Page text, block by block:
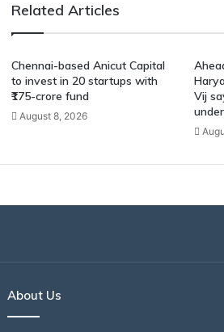
Related Articles
Chennai-based Anicut Capital
to invest in 20 startups with
₹175-crore fund
August 8, 2026
Vij
About Us